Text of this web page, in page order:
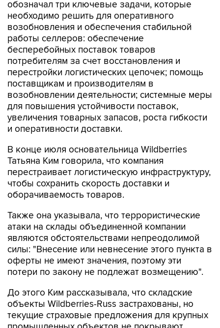
обозначал три ключевые задачи, которые
необходимо решить для оперативного
возобновления и обеспечения стабильной
работы селлеров: обеспечение
бесперебойных поставок товаров
потребителям за счет восстановления и
перестройки логистических цепочек; помощь
поставщикам и производителям в
возобновлении деятельности; системные меры
для повышения устойчивости поставок,
увеличения товарных запасов, роста гибкости
и оперативности доставки.
В конце июля основательница Wildberries
Татьяна Ким говорила, что компания
перестраивает логистическую инфраструктуру,
чтобы сохранить скорость доставки и
оборачиваемость товаров.
Также она указывала, что террористические
атаки на склады объединенной компании
являются обстоятельствами непреодолимой
силы: "Внесение или невнесение этого пункта в
оферты не имеют значения, поэтому эти
потери по закону не подлежат возмещению".
До этого Ким рассказывала, что складские
объекты Wildberries-Russ застрахованы, но
текущие страховые предложения для крупных